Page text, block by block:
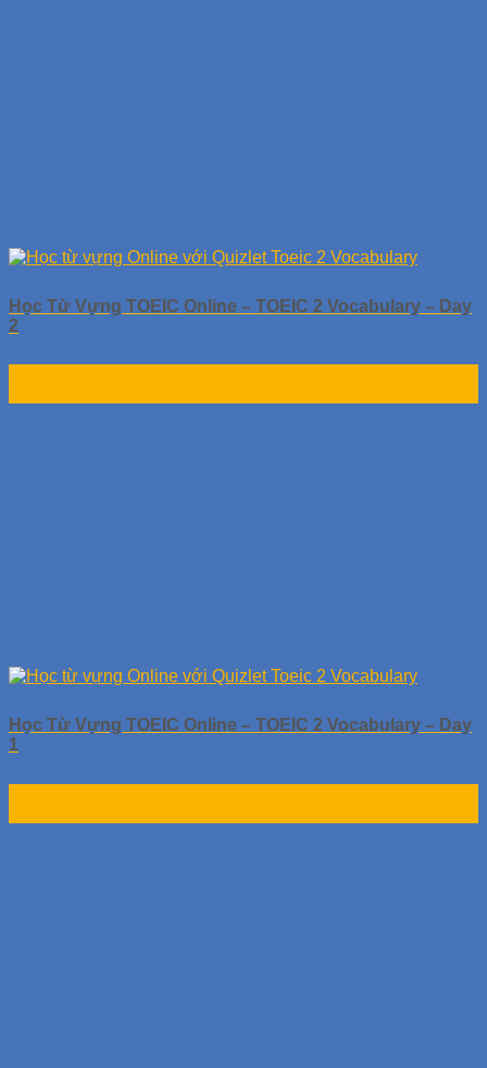
Học Từ Vựng TOEIC Online – TOEIC 2 Vocabulary – Day
2
Học Từ Vựng TOEIC Online – TOEIC 2 Vocabulary – Day
1